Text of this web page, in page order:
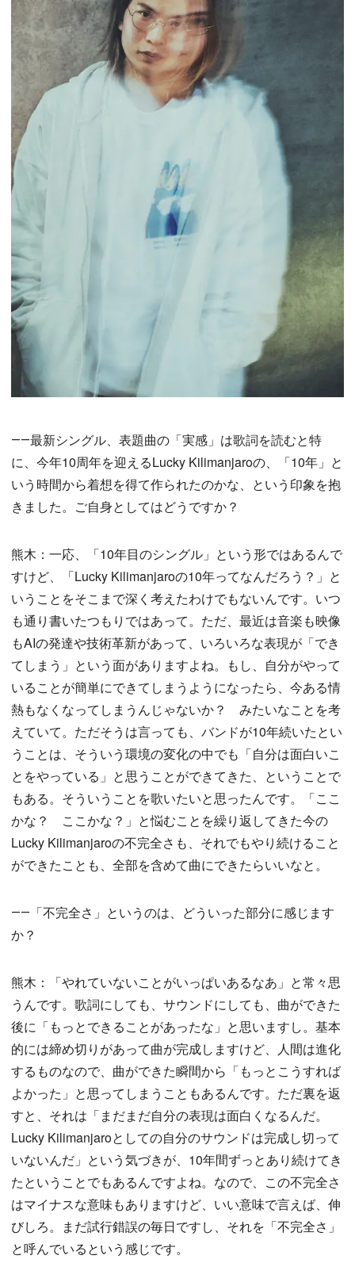
――最新シングル、表題曲の「実感」は歌詞を読むと特
に、今年10周年を迎えるLucky Kilimanjaroの、「10年」と
いう時間から着想を得て作られたのかな、という印象を抱
きました。ご自身としてはどうですか？
熊木：一応、「10年目のシングル」という形ではあるんで
すけど、「Lucky Kilimanjaroの10年ってなんだろう？」と
いうことをそこまで深く考えたわけでもないんです。いつ
も通り書いたつもりではあって。ただ、最近は音楽も映像
もAIの発達や技術革新があって、いろいろな表現が「でき
てしまう」という面がありますよね。もし、自分がやって
いることが簡単にできてしまうようになったら、今ある情
熱もなくなってしまうんじゃないか？ みたいなことを考
えていて。ただそうは言っても、バンドが10年続いたとい
うことは、そういう環境の変化の中でも「自分は面白いこ
とをやっている」と思うことができてきた、ということで
もある。そういうことを歌いたいと思ったんです。「ここ
かな？ ここかな？」と悩むことを繰り返してきた今の
Lucky Kilimanjaroの不完全さも、それでもやり続けること
ができたことも、全部を含めて曲にできたらいいなと。
――「不完全さ」というのは、どういった部分に感じます
か？
熊木：「やれていないことがいっぱいあるなあ」と常々思
うんです。歌詞にしても、サウンドにしても、曲ができた
後に「もっとできることがあったな」と思いますし。基本
的には締め切りがあって曲が完成しますけど、人間は進化
するものなので、曲ができた瞬間から「もっとこうすれば
よかった」と思ってしまうこともあるんです。ただ裏を返
すと、それは「まだまだ自分の表現は面白くなるんだ。
Lucky Kilimanjaroとしての自分のサウンドは完成し切って
いないんだ」という気づきが、10年間ずっとあり続けてき
たということでもあるんですよね。なので、この不完全さ
はマイナスな意味もありますけど、いい意味で言えば、伸
びしろ。まだ試行錯誤の毎日ですし、それを「不完全さ」
と呼んでいるという感じです。